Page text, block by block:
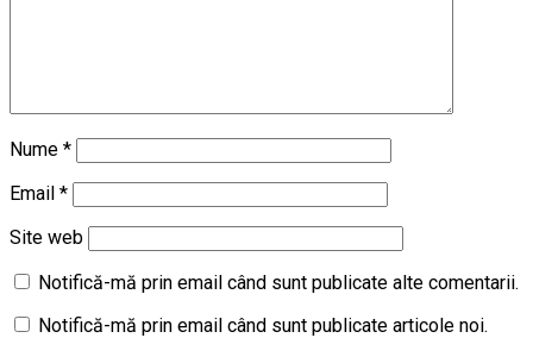
Nume *
Email *
Site web
Notifică-mă prin email când sunt publicate alte comentarii.
Notifică-mă prin email când sunt publicate articole noi.